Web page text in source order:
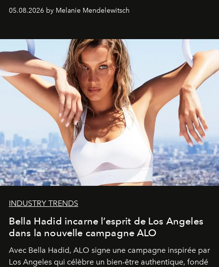
05.08.2026 by Melanie Mendelewitsch
INDUSTRY TRENDS
Bella Hadid incarne l’esprit de Los Angeles
dans la nouvelle campagne ALO
Avec Bella Hadid, ALO signe une campagne inspirée par
Los Angeles qui célèbre un bien-être authentique, fondé